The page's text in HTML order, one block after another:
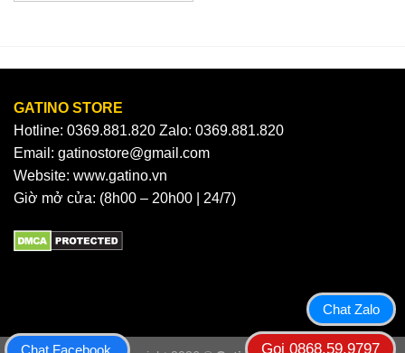
GATINO STORE
Hotline: 0369.881.820 Zalo: 0369.881.820
Email: gatinostore@gmail.com
Website: www.gatino.vn
Giờ mở cửa: (8h00 – 20h00 | 24/7)
Chat Zalo
Chat Facebook Gọi 0868.59.9797